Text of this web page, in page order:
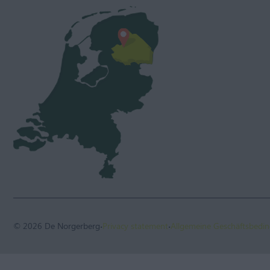
© 2026 De Norgerberg·Privacy statement·Allgemeine